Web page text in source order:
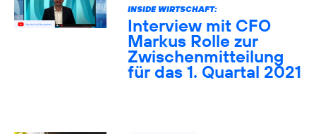
INSIDE WIRTSCHAFT:
Interview mit CFO
Markus Rolle zur
Zwischenmitteilung
für das 1. Quartal 2021